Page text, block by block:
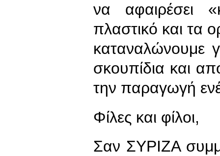
να αφαιρέσει
πλαστικό και τα
καταναλώνουμε
σκουπίδια και
την παραγωγή
Φίλες και φίλοι,
Σαν ΣΥΡΙΖΑ